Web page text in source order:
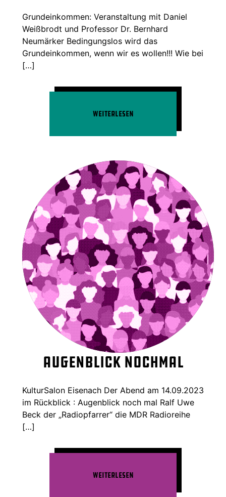
Grundeinkommen: Veranstaltung mit Daniel
Weißbrodt und Professor Dr. Bernhard
Neumärker Bedingungslos wird das
Grundeinkommen, wenn wir es wollen!!! Wie bei
[…]
Weiterlesen
Augenblick nochmal
KulturSalon Eisenach Der Abend am 14.09.2023
im Rückblick : Augenblick noch mal Ralf Uwe
Beck der „Radiopfarrer“ die MDR Radioreihe
[…]
Weiterlesen